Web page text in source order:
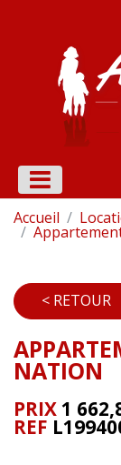
Accueil
< RETOUR
NATION
PRIX 1
REF